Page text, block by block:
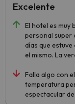
El hotel es muy
personal super
días que estuve
el mismo. La
Falla algo con
temperatura
espectacular
Excelente